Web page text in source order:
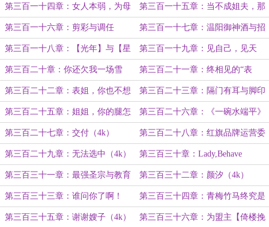
挽安屿】的十万赏！ 托（4k）
第三百一十四章：女人本弱，为母
则刚（5k）
第三百一十五章：当不成姐夫，那
就当妹夫（4k）
第三百一十六章：剪彩与调任
（4k）
第三百一十七章：温阳御神酒与招
银金租（5k）
第三百一十八章：【光年】与【星
川娱乐城】（4k）
第三百一十九章：见自己，见天
地，见众生！（4k）
第三百二十章：你还欠我一场雪
（4k）
第三百二十一章：终相见的“表
姐”和“妹夫”（4k）
第三百二十二章：表姐，你也不想
让你の表妹知道这件事吧？（4k）
第三百二十三章：隔门有耳与脚印
（4k）
第三百二十五章：姐姐，你的腿怎
么了？（4k）
第三百二十六章：《一碗水端平》
（4k）
第三百二十七章：交付（4k） 第三百二十八章：红旗品牌运营委
员会（4k）
第三百二十九章：无法选中（4k） 第三百三十章：Lady,Behave
yourself！（4k）
第三百三十一章：最强圣宗与教育
闭环（4k）
第三百三十二章：颜汐（4k）
第三百三十三章：谁问你了啊！
（4k）
第三百三十四章：青梅竹马终究是
难敌天降啊！（4k）
第三百三十五章：谢谢嫂子（4k） 第三百三十六章：为盟主【倚楼挽